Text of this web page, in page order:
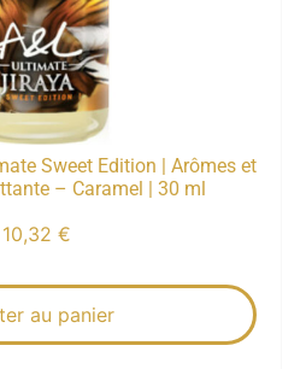
Sweet Edition | Arômes et
– Caramel | 30 ml
10,32 €
au panier